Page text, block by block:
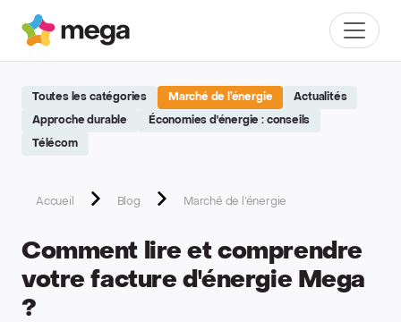
Mega Menu
Toutes les catégories Marché de l’énergie Actualités
Approche durable Économies d'énergie : conseils
Télécom
Accueil Blog Marché de l’énergie
Comment lire et comprendre
votre facture d'énergie Mega
?
Site réalisé par Softedge studio - https://softedge.be